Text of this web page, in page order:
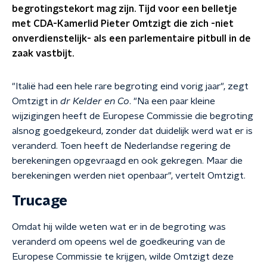
begrotingstekort mag zijn. Tijd voor een belletje
met CDA-Kamerlid Pieter Omtzigt die zich -niet
onverdienstelijk- als een parlementaire pitbull in de
zaak vastbijt.
"Italië had een hele rare begroting eind vorig jaar", zegt
Omtzigt in dr Kelder en Co. "Na een paar kleine
wijzigingen heeft de Europese Commissie die begroting
alsnog goedgekeurd, zonder dat duidelijk werd wat er is
veranderd. Toen heeft de Nederlandse regering de
berekeningen opgevraagd en ook gekregen. Maar die
berekeningen werden niet openbaar", vertelt Omtzigt.
Trucage
Omdat hij wilde weten wat er in de begroting was
veranderd om opeens wel de goedkeuring van de
Europese Commissie te krijgen, wilde Omtzigt deze